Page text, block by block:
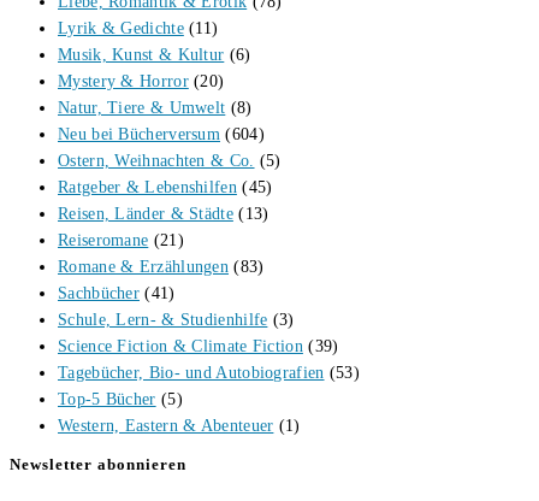
Lyrik & Gedichte (11)
Musik, Kunst & Kultur (6)
Mystery & Horror (20)
Natur, Tiere & Umwelt (8)
Neu bei Bücherversum (604)
Ostern, Weihnachten & Co. (5)
Ratgeber & Lebenshilfen (45)
Reisen, Länder & Städte (13)
Reiseromane (21)
Romane & Erzählungen (83)
Sachbücher (41)
Schule, Lern- & Studienhilfe (3)
Science Fiction & Climate Fiction (39)
Tagebücher, Bio- und Autobiografien (53)
Top-5 Bücher (5)
Western, Eastern & Abenteuer (1)
Newsletter abonnieren